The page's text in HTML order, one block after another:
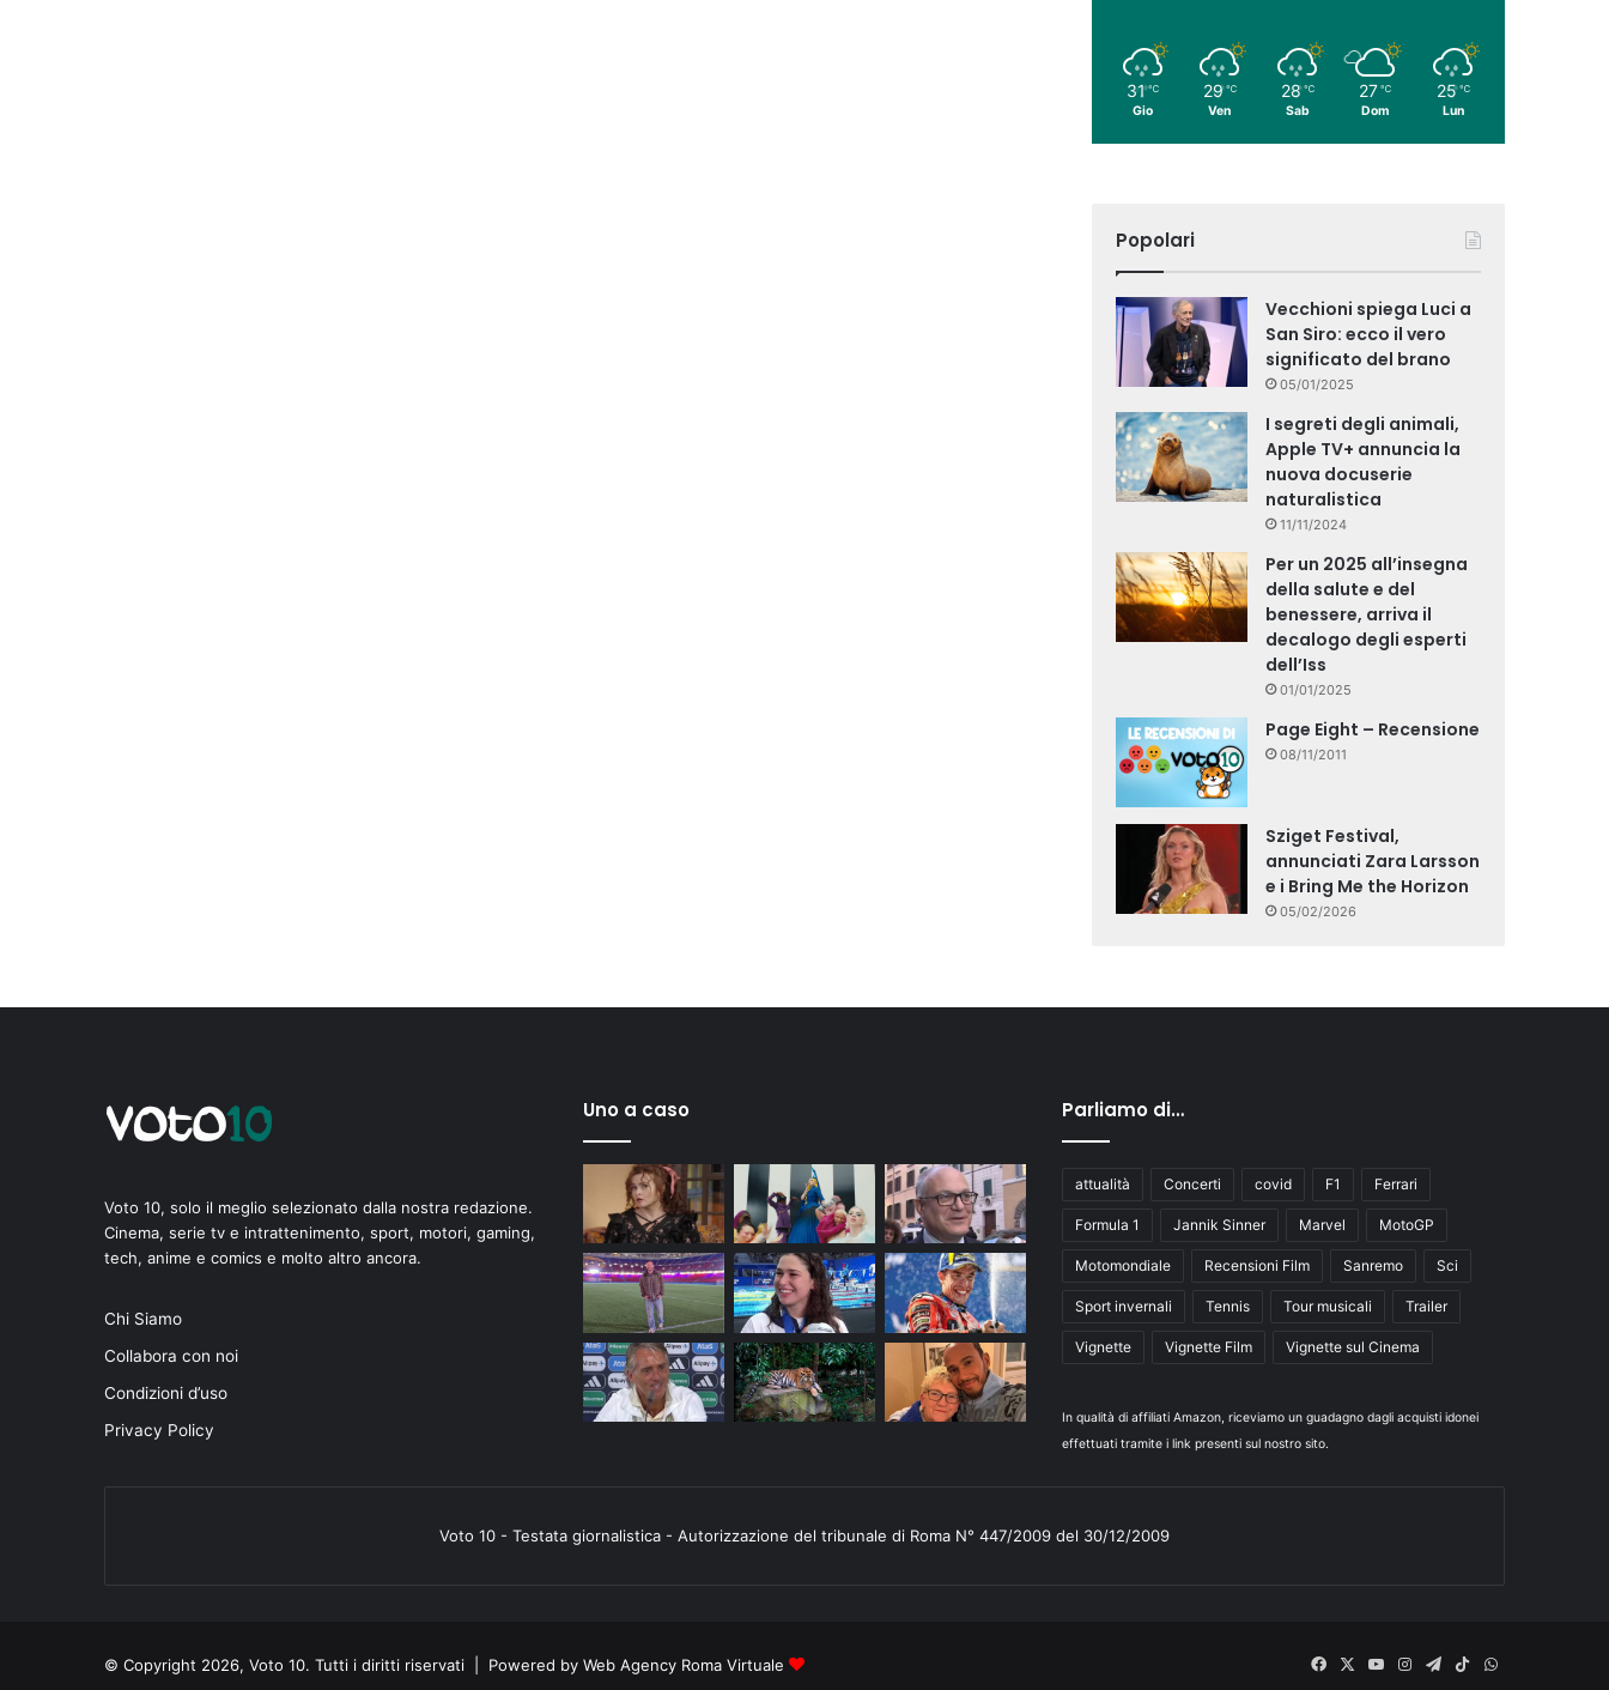
31 ℃
Gio
29 ℃
Ven
28 ℃
Sab
27 ℃
Dom
25 ℃
Lun
Popolari
Vecchioni spiega Luci a
San Siro: ecco il vero
significato del brano
05/01/2025
I segreti degli animali,
Apple TV+ annuncia la
nuova docuserie
naturalistica
11/11/2024
Per un 2025 all’insegna
della salute e del
benessere, arriva il
decalogo degli esperti
dell’Iss
01/01/2025
Page Eight – Recensione
08/11/2011
Sziget Festival,
annunciati Zara Larsson
e i Bring Me the Horizon
05/02/2026
Voto 10, solo il meglio selezionato dalla nostra redazione.
Cinema, serie tv e intrattenimento, sport, motori, gaming,
tech, anime e comics e molto altro ancora.
Chi Siamo
Collabora con noi
Condizioni d’uso
Privacy Policy
Uno a caso Parliamo di…
attualità Concerti covid F1 Ferrari
Formula 1 Jannik Sinner Marvel MotoGP
Motomondiale Recensioni Film Sanremo Sci
Sport invernali Tennis Tour musicali Trailer
Vignette Vignette Film Vignette sul Cinema
In qualità di affiliati Amazon, riceviamo un guadagno dagli acquisti idonei
effettuati tramite i link presenti sul nostro sito.
Voto 10 - Testata giornalistica - Autorizzazione del tribunale di Roma N° 447/2009 del 30/12/2009
© Copyright 2026, Voto 10. Tutti i diritti riservati | Powered by Web Agency Roma Virtuale Facebook
X
YouInstagram
Telegram
TikTokWhatsApp